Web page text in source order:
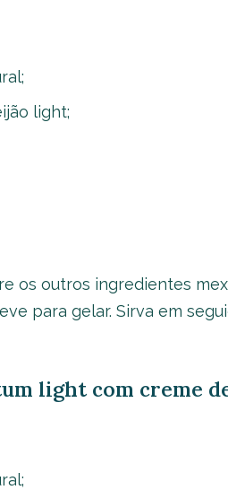
light;
os outros ingredientes
para gelar. Sirva em
light com creme